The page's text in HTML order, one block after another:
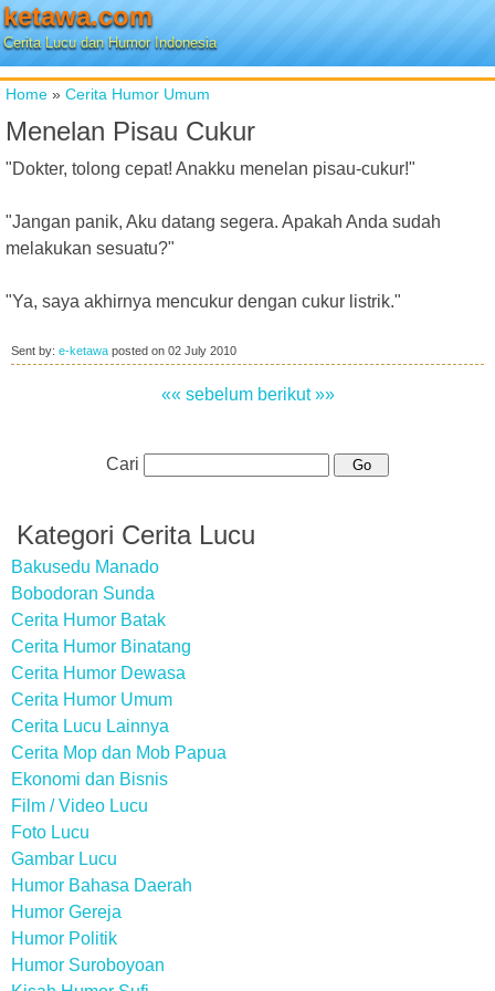
ketawa.com
Cerita Lucu dan Humor Indonesia
Home » Cerita Humor Umum
Menelan Pisau Cukur
"Dokter, tolong cepat! Anakku menelan pisau-cukur!"
"Jangan panik, Aku datang segera. Apakah Anda sudah
melakukan sesuatu?"
"Ya, saya akhirnya mencukur dengan cukur listrik."
Sent by: e-ketawa posted on 02 July 2010
«« sebelum berikut »»
Cari
Kategori Cerita Lucu
Bakusedu Manado
Bobodoran Sunda
Cerita Humor Batak
Cerita Humor Binatang
Cerita Humor Dewasa
Cerita Humor Umum
Cerita Lucu Lainnya
Cerita Mop dan Mob Papua
Ekonomi dan Bisnis
Film / Video Lucu
Foto Lucu
Gambar Lucu
Humor Bahasa Daerah
Humor Gereja
Humor Politik
Humor Suroboyoan